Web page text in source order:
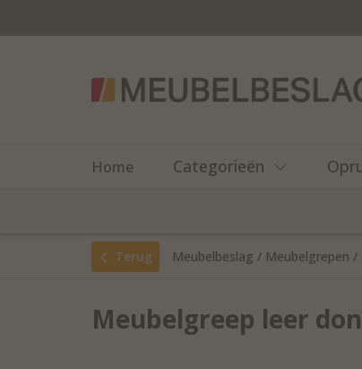
Home Categorieën
Terug Meubelbeslag / Meubelgrepen /
Meubelgreep leer